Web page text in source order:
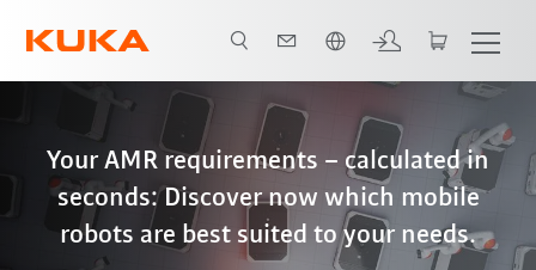
Your AMR requirements – calculated in
seconds: Discover now which mobile
robots are best suited to your needs.
Better, cheaper, more sustainable – why
friction stir welding is the optimal
solution for battery housings